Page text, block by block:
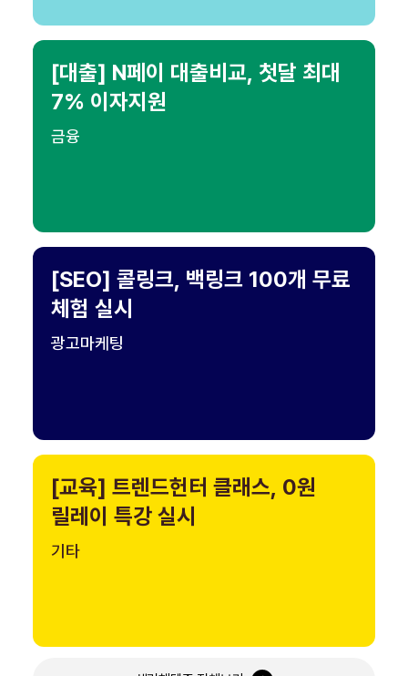
[대출] N페이 대출비교, 첫달 최대
7% 이자지원
금융
[SEO] 콜링크, 백링크 100개 무료
체험 실시
광고마케팅
[교육] 트렌드헌터 클래스, 0원
릴레이 특강 실시
기타